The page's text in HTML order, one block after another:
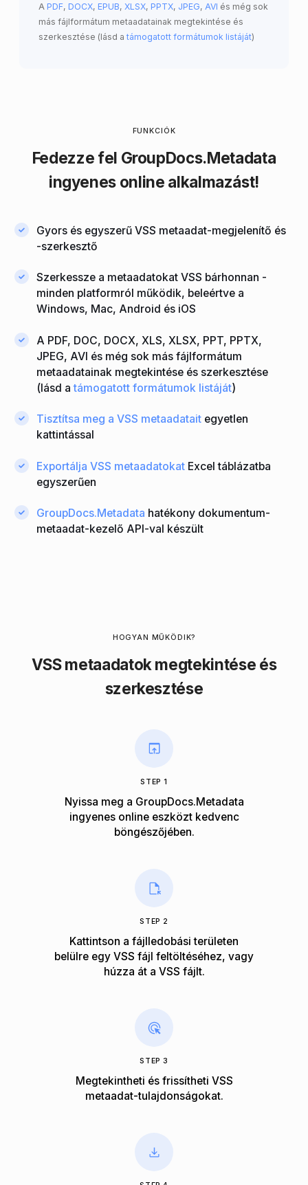
A PDF, DOCX, EPUB, XLSX, PPTX, JPEG, AVI és még sok
más fájlformátum metaadatainak megtekintése és
szerkesztése (lásd a támogatott formátumok listáját)
FUNKCIÓK
Fedezze fel GroupDocs.Metadata
ingyenes online alkalmazást!
Gyors és egyszerű VSS metaadat-megjelenítő és
-szerkesztő
Szerkessze a metaadatokat VSS bárhonnan -
minden platformról működik, beleértve a
Windows, Mac, Android és iOS
A PDF, DOC, DOCX, XLS, XLSX, PPT, PPTX,
JPEG, AVI és még sok más fájlformátum
metaadatainak megtekintése és szerkesztése
(lásd atámogatott formátumok listáját)
Tisztítsa meg a VSS metaadatait egyetlen
kattintással
Exportálja VSS metaadatokat Excel táblázatba
egyszerűen
GroupDocs.Metadata hatékony dokumentum-
metaadat-kezelő API-val készült
HOGYAN MŰKÖDIK?
VSS metaadatok megtekintése és
szerkesztése
STEP 1
Nyissa meg a GroupDocs.Metadata
ingyenes online eszközt kedvenc
böngészőjében.
STEP 2
Kattintson a fájlledobási területen
belülre egy VSS fájl feltöltéséhez, vagy
húzza át a VSS fájlt.
STEP 3
Megtekintheti és frissítheti VSS
metaadat-tulajdonságokat.